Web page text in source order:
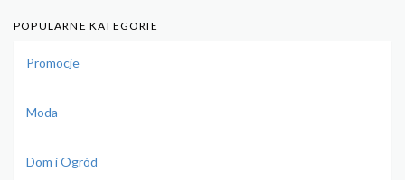
POPULARNE KATEGORIE
Promocje
Moda
Dom i Ogród